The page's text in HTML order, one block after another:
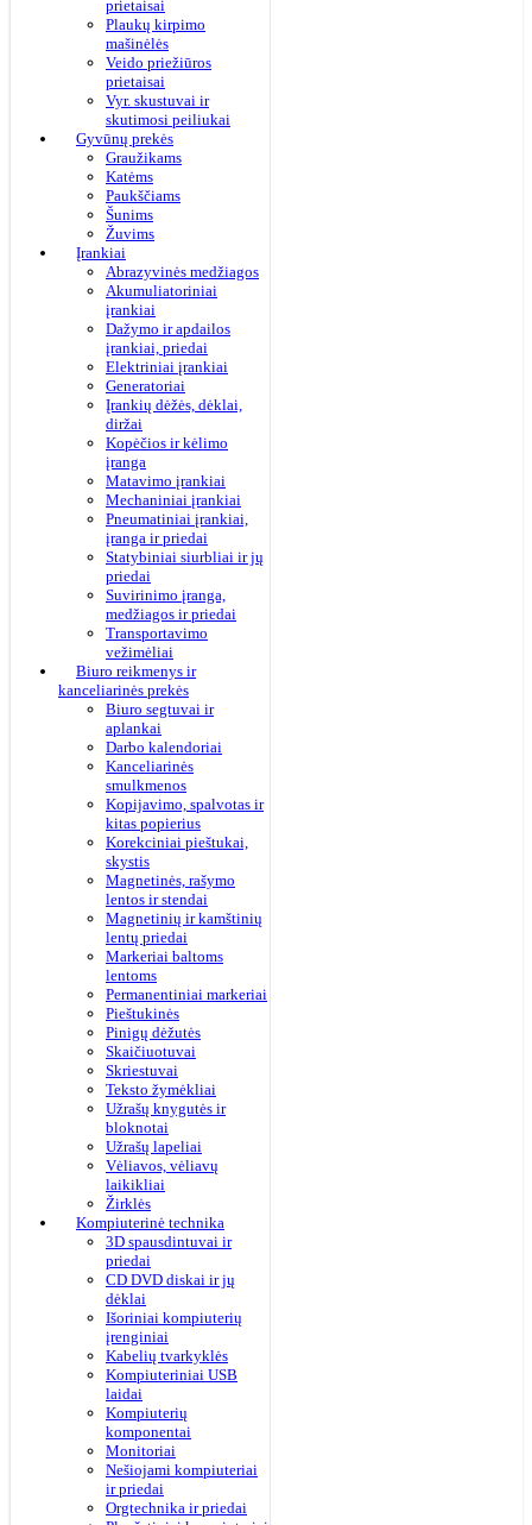
prietaisai
Plaukų kirpimo
mašinėlės
Veido priežiūros
prietaisai
Vyr. skustuvai ir
skutimosi peiliukai
Gyvūnų prekės
Graužikams
Katėms
Paukščiams
Šunims
Žuvims
Įrankiai
Abrazyvinės medžiagos
Akumuliatoriniai
įrankiai
Dažymo ir apdailos
įrankiai, priedai
Elektriniai įrankiai
Generatoriai
Įrankių dėžės, dėklai,
diržai
Kopėčios ir kėlimo
įranga
Matavimo įrankiai
Mechaniniai įrankiai
Pneumatiniai įrankiai,
įranga ir priedai
Statybiniai siurbliai ir jų
priedai
Suvirinimo įranga,
medžiagos ir priedai
Transportavimo
vežimėliai
Biuro reikmenys ir
kanceliarinės prekės
Biuro segtuvai ir
aplankai
Darbo kalendoriai
Kanceliarinės
smulkmenos
Kopijavimo, spalvotas ir
kitas popierius
Korekciniai pieštukai,
skystis
Magnetinės, rašymo
lentos ir stendai
Magnetinių ir kamštinių
lentų priedai
Markeriai baltoms
lentoms
Permanentiniai markeriai
Pieštukinės
Pinigų dėžutės
Skaičiuotuvai
Skriestuvai
Teksto žymėkliai
Užrašų knygutės ir
bloknotai
Užrašų lapeliai
Vėliavos, vėliavų
laikikliai
Žirklės
Kompiuterinė technika
3D spausdintuvai ir
priedai
CD DVD diskai ir jų
dėklai
Išoriniai kompiuterių
įrenginiai
Kabelių tvarkyklės
Kompiuteriniai USB
laidai
Kompiuterių
komponentai
Monitoriai
Nešiojami kompiuteriai
ir priedai
Orgtechnika ir priedai